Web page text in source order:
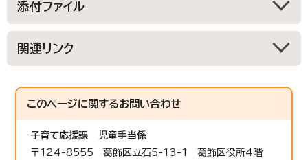
添付ファイル
関連リンク
このページに関するお問い合わせ
子育て応援課
児童手当係
〒124-8555 葛飾区立石5-13-1 葛飾区役所4階